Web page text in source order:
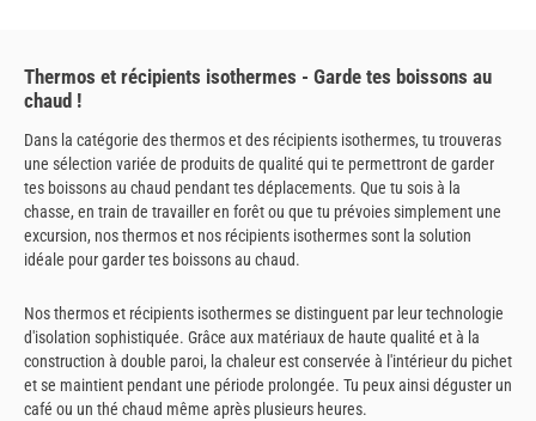
Thermos et récipients isothermes - Garde tes boissons au
chaud !
Dans la catégorie des thermos et des récipients isothermes, tu trouveras
une sélection variée de produits de qualité qui te permettront de garder
tes boissons au chaud pendant tes déplacements. Que tu sois à la
chasse, en train de travailler en forêt ou que tu prévoies simplement une
excursion, nos thermos et nos récipients isothermes sont la solution
idéale pour garder tes boissons au chaud.
Nos thermos et récipients isothermes se distinguent par leur technologie
d'isolation sophistiquée. Grâce aux matériaux de haute qualité et à la
construction à double paroi, la chaleur est conservée à l'intérieur du pichet
et se maintient pendant une période prolongée. Tu peux ainsi déguster un
café ou un thé chaud même après plusieurs heures.